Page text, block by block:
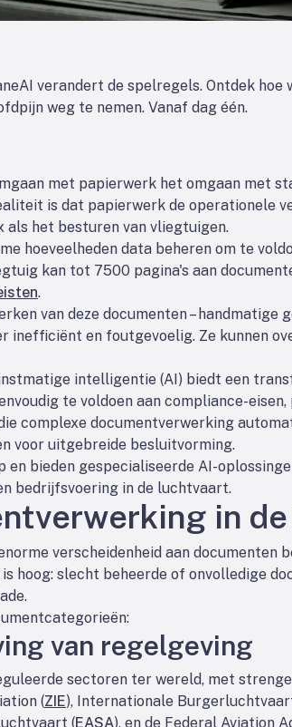
verandert de spelregels. Ontdek hoe
weg te nemen. Vanaf dag één.
met papierwerk het omgaan met
is dat papierwerk de operationele
als het besturen van vliegtuigen.
hoeveelheden data beheren om te
kan tot 7500 pagina's aan
.
van deze documenten – handmatige
inefficiënt en foutgevoelig. Ze kunnen
intelligentie (AI) biedt een
te voldoen aan compliance-
complexe documentverwerking
voor uitgebreide besluitvorming.
en bieden gespecialiseerde AI-
bedrijfsvoering in de luchtvaart.
in
verscheidenheid aan documenten
hoog: slecht beheerde of onvolledige
van regelgeving
sectoren ter wereld, met
(ZIE), Internationale
(EASA), en de Federal Aviation